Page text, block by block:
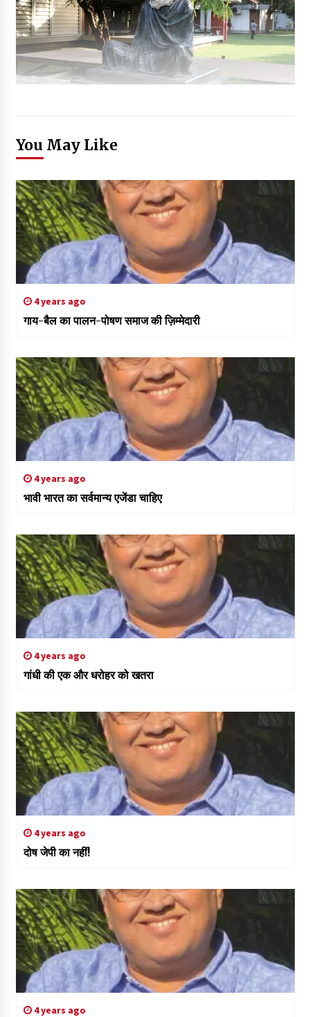
You May Like
4 years ago
गाय-बैल का पालन-पोषण समाज की ज़िम्मेदारी
4 years ago
भावी भारत का सर्वमान्य एजेंडा चाहिए
4 years ago
गांधी की एक और धरोहर को खतरा
4 years ago
दोष जेपी का नहीं!
4 years ago